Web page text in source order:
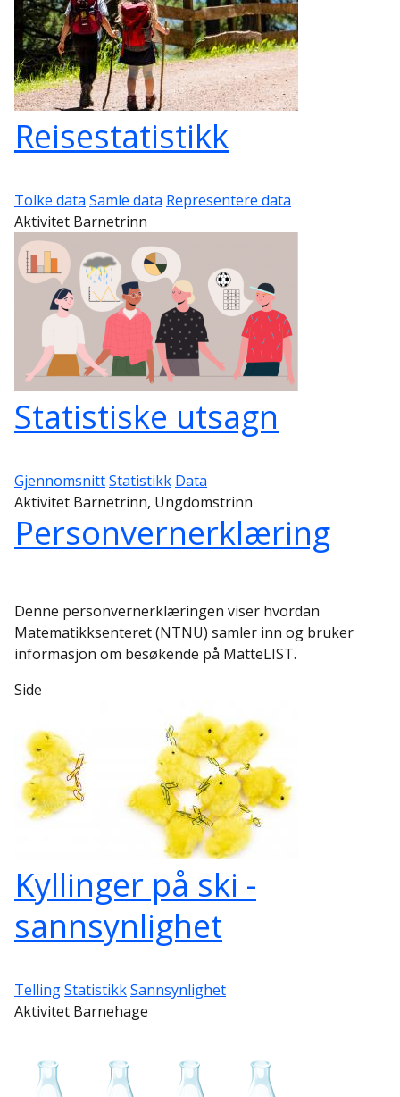
Reisestatistikk
Tolke data Samle data Representere data
Aktivitet Barnetrinn
Statistiske utsagn
GjennomsnittStatistikk Data
Aktivitet Barnetrinn, Ungdomstrinn
Personvernerklæring
Denne personvernerklæringen viser hvordan
Matematikksenteret (NTNU) samler inn og bruker
informasjon om besøkende på MatteLIST.
Side
Kyllinger på ski -
sannsynlighet
TellingStatistikkSannsynlighet
Aktivitet Barnehage